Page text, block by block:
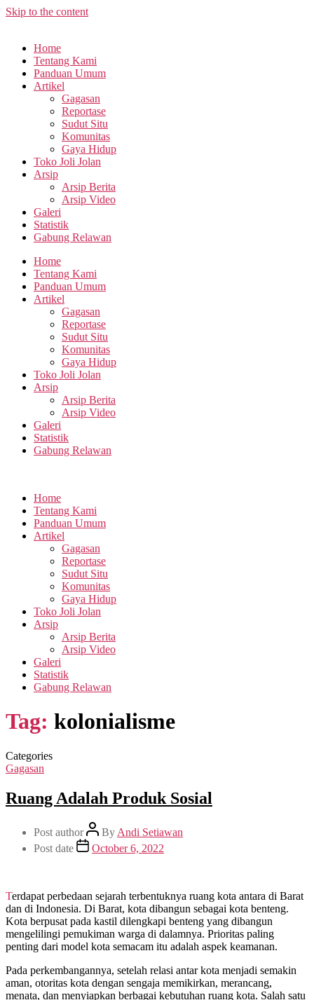
Skip to the content
Home
Tentang Kami
Panduan Umum
Artikel
Gagasan
Reportase
Sudut Situ
Komunitas
Gaya Hidup
Toko Joli Jolan
Arsip
Arsip Berita
Arsip Video
Galeri
Statistik
Gabung Relawan
Home
Tentang Kami
Panduan Umum
Artikel
Gagasan
Reportase
Sudut Situ
Komunitas
Gaya Hidup
Toko Joli Jolan
Arsip
Arsip Berita
Arsip Video
Galeri
Statistik
Gabung Relawan
Home
Tentang Kami
Panduan Umum
Artikel
Gagasan
Reportase
Sudut Situ
Komunitas
Gaya Hidup
Toko Joli Jolan
Arsip
Arsip Berita
Arsip Video
Galeri
Statistik
Gabung Relawan
Tag: kolonialisme
Categories
Gagasan
Ruang Adalah Produk Sosial
Post author By Andi Setiawan
Post date
October 6, 2022
Terdapat perbedaan sejarah terbentuknya ruang kota antara di Barat
dan di Indonesia. Di Barat, kota dibangun sebagai kota benteng.
Kota berpusat pada kastil dilengkapi benteng yang dibangun
mengelilingi pemukiman warga di dalamnya. Prioritas paling
penting dari model kota semacam itu adalah aspek keamanan.
Pada perkembangannya, setelah relasi antar kota menjadi semakin
aman, otoritas kota dengan sengaja memikirkan, merancang,
menata, dan menyiapkan berbagai kebutuhan ruang kota. Salah satu